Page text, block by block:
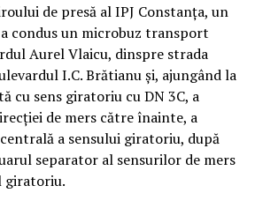
de presă al IPJ Constanța, un
condus un microbuz transport
Aurel Vlaicu, dinspre strada
I.C. Brătianu şi, ajungând la
cu sens giratoriu cu DN 3C, a
de mers către înainte, a
a sensului giratoriu, după
separator al sensurilor de mers
giratoriu.